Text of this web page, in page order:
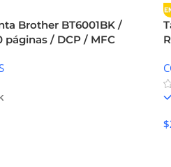
Brother BT6001BK /
páginas / DCP / MFC
$